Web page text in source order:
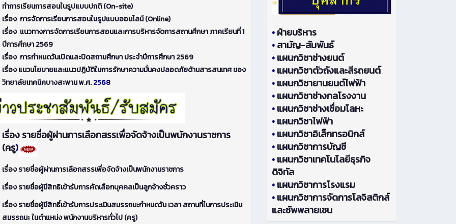
ทำการเรียนการสอนในรูปแบบปกติ (On-site)
เรื่อง การจัดการเรียนการสอนในรูปแบบออนไลน์ (Online)
เรื่อง แนวทางการจัดการเรียนการสอนและการบริหารจัดการสถานศึกษา ภาคเรียนที่ 1
ปีการศึกษา 2569
เรื่อง การกำหนดวันเปิดและปิดสถานศึกษา ประจำปีการศึกษา 2569
เรื่อง แนวนโยบายและแนวปฏิบัติในการรักษาความมั่นคงปลอดภัยด้านสารสนเทศ ของ
วิทยาลัยเทคนิคบางสะพาน พ.ศ.2568
เรื่อง รายชื่อผู้ผ่านการเลือกสรรเพื่อจัดจ้างเป็นพนักงานราชการ
(ครู)
เรื่อง รายชื่อผู้ผ่านการเลือกสรรเพื่อจัดจ้างเป็นพนักงานราชการ
เรื่อง รายชื่อผู้มีสิทธิเข้ารับการคัดเลือกบุคคลเป็นลูกจ้างชั่วคราว
เรื่อง รายชื่อผู้มีสิทธิ์เข้ารับการประเมินสมรรถนะกำหนดวัน เวลา สถานที่ในการประเมิน
สมรรถนะ ในตำแหน่ง พนักงานบริหารทั่วไป (ครู)
•ฝ่ายบริหาร
•สามัญ-สัมพันธ์
•แผนกวิชาช่างยนต์
•แผนกวิชาตัวถังและสีรถยนต์
•แผนกวิชายานยนต์ไฟฟ้า
•แผนกวิชาช่างกลโรงงาน
•แผนกวิชาช่างเชื่อมโลหะ
•แผนกวิชาไฟฟ้า
•แผนกวิชาอิเล็กทรอนิกส์
•แผนกวิชาการบัญชี
•แผนกวิชาเทคโนโลยีธุรกิจ
ดิจิทัล
•แผนกวิชาการโรงแรม
•แผนกวิชาการจัดการโลจิสติกส์
และซัพพลายเชน